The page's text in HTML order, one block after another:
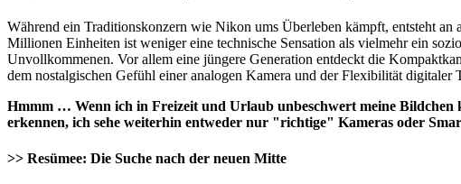
Während ein Traditionskonzern wie Nikon ums Überleben kämpft, entsteht
Millionen Einheiten ist weniger eine technische Sensation als vielmehr ein
Unvollkommenen. Vor allem eine jüngere Generation entdeckt die
dem nostalgischen Gefühl einer analogen Kamera und der Flexibilität digitaler
Hmmm … Wenn ich in Freizeit und Urlaub unbeschwert meine Bildchen
erkennen, ich sehe weiterhin entweder nur "richtige" Kameras oder
>> Resümee: Die Suche nach der neuen Mitte